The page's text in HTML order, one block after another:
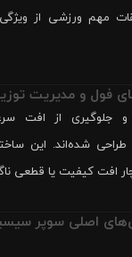
مهم ورزشی از
فول و مدیریت
جلوگیری از افت
شده‌اند. این
افت کیفیت یا قطعی
اصلی سوپر